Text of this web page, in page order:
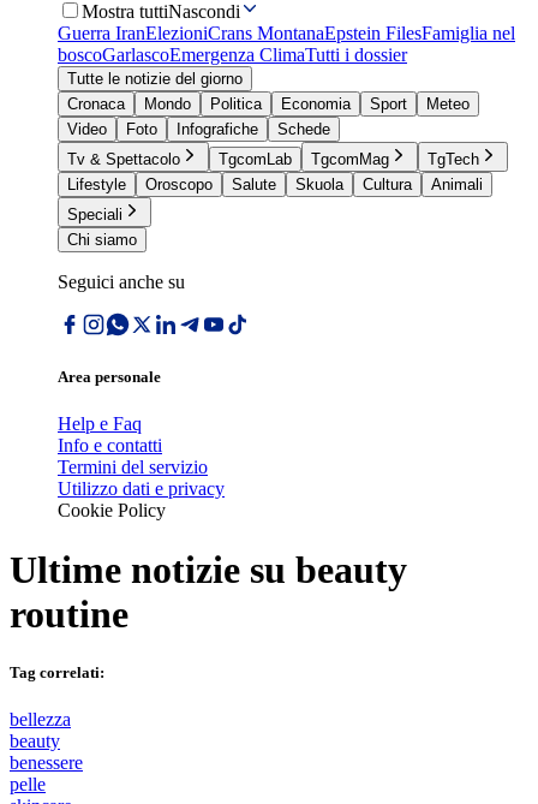
Mostra tuttiNascondi
Guerra IranElezioniCrans MontanaEpstein FilesFamiglia nel
boscoGarlascoEmergenza ClimaTutti i dossier
Tutte le notizie del giorno
Cronaca
Mondo Politica Economia Sport
Meteo
Video
Foto Infografiche
Schede
Tv & Spettacolo
TgcomLab TgcomMag
TgTech
Lifestyle
Oroscopo Salute Skuola Cultura
Animali
Speciali
Chi siamo
Seguici anche su
Area personale
Help e Faq
Info e contatti
Termini del servizio
Utilizzo dati e privacy
Cookie Policy
Ultime notizie su beauty
routine
Tag correlati:
bellezza
beauty
benessere
pelle